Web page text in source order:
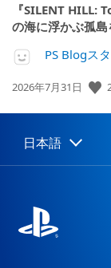
『SILENT HILL:
の海に浮かぶ孤
PS Blogス
公
日:
2026年7月31日
Select
a
Current
region:
日本語